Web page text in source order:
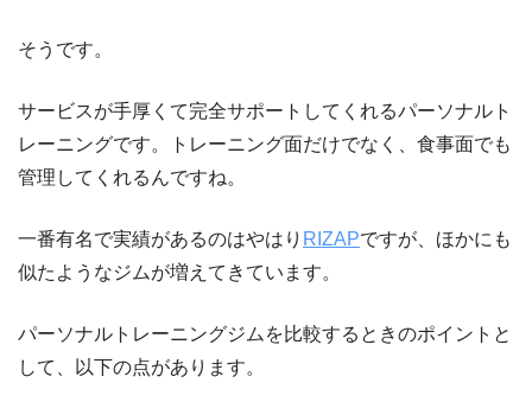
そうです。
サービスが手厚くて完全サポートしてくれるパーソナルト
レーニングです。トレーニング面だけでなく、食事面でも
管理してくれるんですね。
一番有名で実績があるのはやはり RIZAPですが、ほかにも
似たようなジムが増えてきています。
パーソナルトレーニングジムを比較するときのポイントと
して、以下の点があります。